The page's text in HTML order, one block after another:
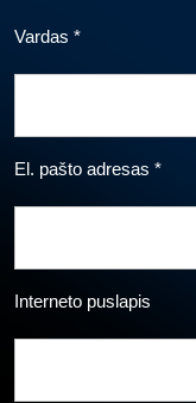
Vardas *
El. pašto adresas *
Interneto puslapis